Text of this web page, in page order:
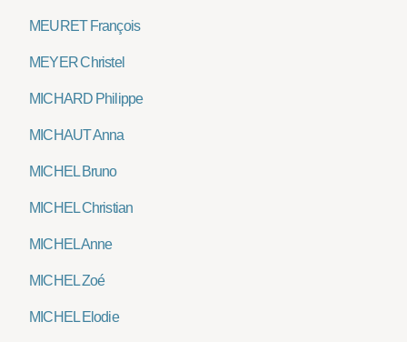
MEURET François
MEYER Christel
MICHARD Philippe
MICHAUT Anna
MICHEL Bruno
MICHEL Christian
MICHEL Anne
MICHEL Zoé
MICHEL Elodie